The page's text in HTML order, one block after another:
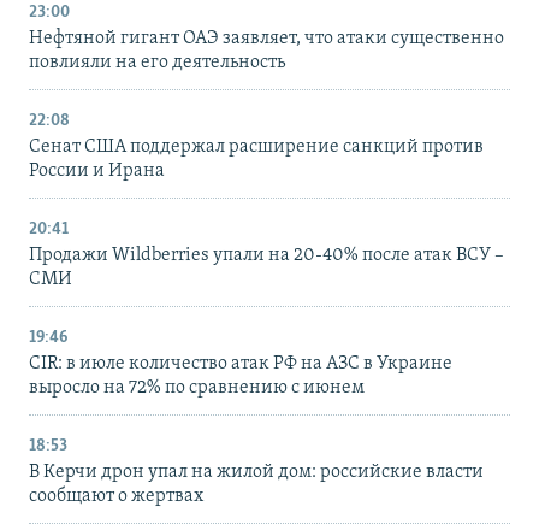
23:00
Нефтяной гигант ОАЭ заявляет, что атаки существенно
повлияли на его деятельность
22:08
Сенат США поддержал расширение санкций против
России и Ирана
20:41
Продажи Wildberries упали на 20-40% после атак ВСУ –
СМИ
19:46
CIR: в июле количество атак РФ на АЗС в Украине
выросло на 72% по сравнению с июнем
18:53
В Керчи дрон упал на жилой дом: российские власти
сообщают о жертвах